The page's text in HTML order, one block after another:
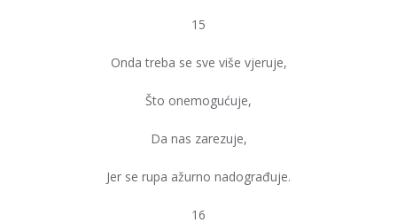
15
Onda treba se sve više vjeruje,
Što onemogućuje,
Da nas zarezuje,
Jer se rupa ažurno nadograđuje.
16